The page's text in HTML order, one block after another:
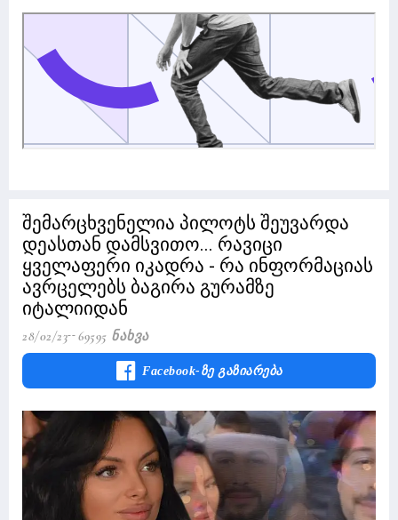
შემარცხვენელია პილოტს შეუვარდა
დეასთან დამსვითო... რავიცი
ყველაფერი იკადრა - რა ინფორმაციას
ავრცელებს ბაგირა გურამზე
იტალიიდან
28/02/23 69595 Ნახვა
Facebook-Ზე Გაზიარება